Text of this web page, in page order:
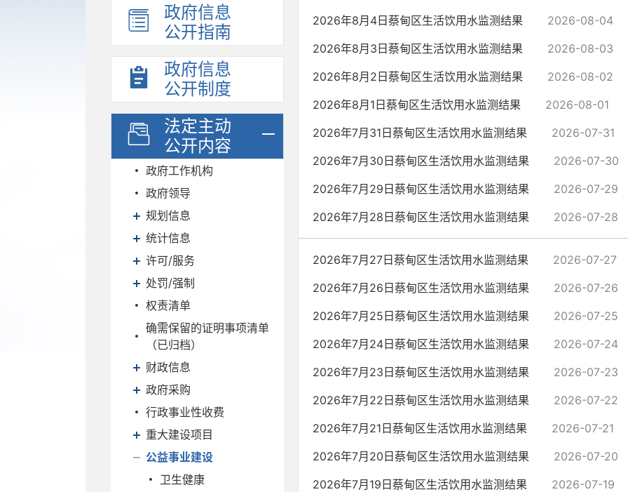
政府信息
公开指南
政府信息
公开制度
法定主动
公开内容
政府工作机构
政府领导
规划信息
统计信息
许可/服务
处罚/强制
权责清单
确需保留的证明事项清单
（已归档）
财政信息
政府采购
行政事业性收费
重大建设项目
公益事业建设
卫生健康
2026年8月4日蔡甸区生活饮用水监测结果
2026-08-04
2026年8月3日蔡甸区生活饮用水监测结果
2026-08-03
2026年8月2日蔡甸区生活饮用水监测结果
2026-08-02
2026年8月1日蔡甸区生活饮用水监测结果
2026-08-01
2026年7月31日蔡甸区生活饮用水监测结果
2026-07-31
2026年7月30日蔡甸区生活饮用水监测结果
2026-07-30
2026年7月29日蔡甸区生活饮用水监测结果
2026-07-29
2026年7月28日蔡甸区生活饮用水监测结果
2026-07-28
2026年7月27日蔡甸区生活饮用水监测结果
2026-07-27
2026年7月26日蔡甸区生活饮用水监测结果
2026-07-26
2026年7月25日蔡甸区生活饮用水监测结果
2026-07-25
2026年7月24日蔡甸区生活饮用水监测结果
2026-07-24
2026年7月23日蔡甸区生活饮用水监测结果
2026-07-23
2026年7月22日蔡甸区生活饮用水监测结果
2026-07-22
2026年7月21日蔡甸区生活饮用水监测结果
2026-07-21
2026年7月20日蔡甸区生活饮用水监测结果
2026-07-20
2026年7月19日蔡甸区生活饮用水监测结果
2026-07-19